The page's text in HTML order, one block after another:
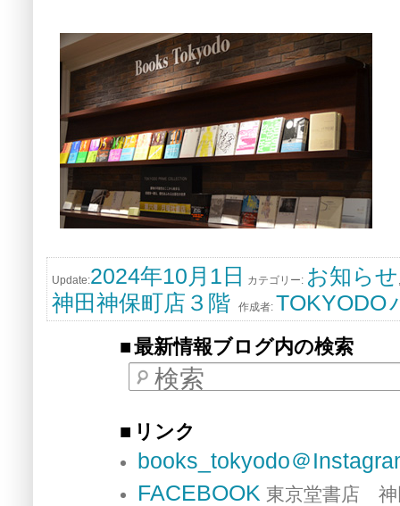
Update:2024年10月1日 カテゴリー: お知らせ
神田神保町店３階 作成者: TOKYODO
最新情報ブログ内の検索
検索
リンク
books_tokyodo＠
FACEBOOK 東京堂書店 神